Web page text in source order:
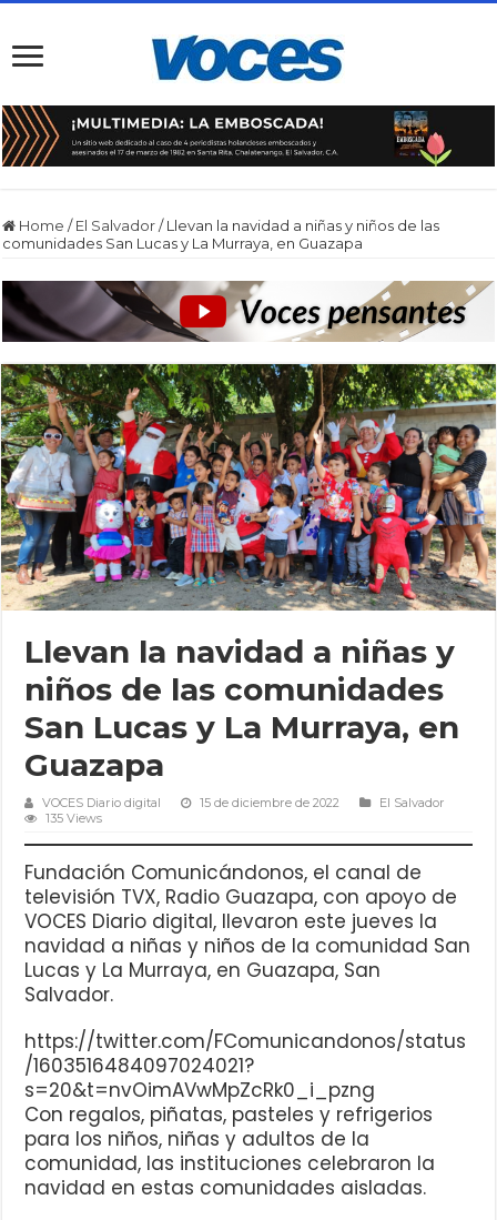
Home / El Salvador / Llevan la navidad a niñas y niños de las
comunidades San Lucas y La Murraya, en Guazapa
Llevan la navidad a niñas y
niños de las comunidades
San Lucas y La Murraya, en
Guazapa
VOCES Diario digital 15 de diciembre de 2022
El Salvador
135 Views
Fundación Comunicándonos, el canal de
televisión TVX, Radio Guazapa, con apoyo de
VOCES Diario digital, llevaron este jueves la
navidad a niñas y niños de la comunidad San
Lucas y La Murraya, en Guazapa, San
Salvador.
https://twitter.com/FComunicandonos/status
/1603516484097024021?
s=20&t=nvOimAVwMpZcRk0_i_pzng
Con regalos, piñatas, pasteles y refrigerios
para los niños, niñas y adultos de la
comunidad, las instituciones celebraron la
navidad en estas comunidades aisladas.